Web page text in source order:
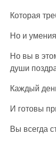
Которая
Но и
Но вы в
души
Каждый
И готовы
Вы всегда